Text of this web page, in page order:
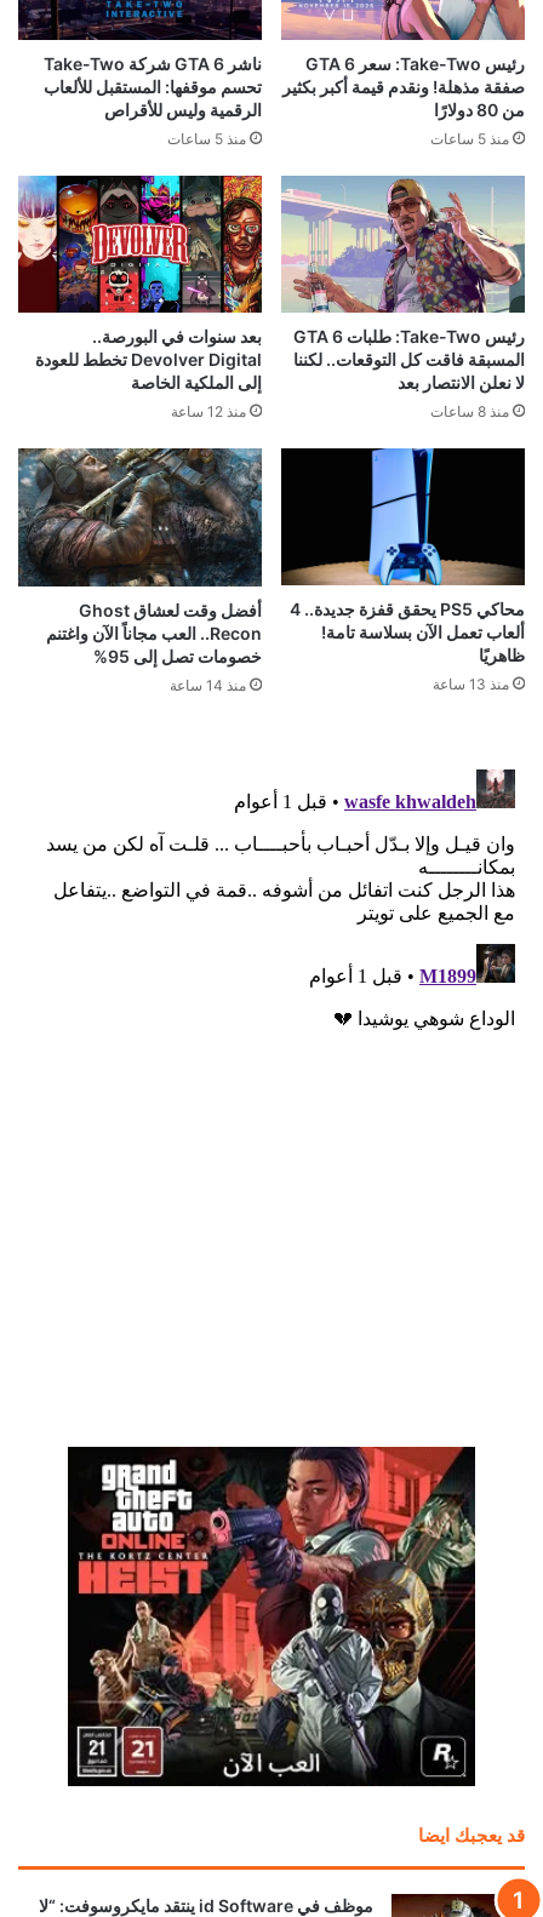
رئيس Take-Two: سعر GTA 6
صفقة مذهلة! ونقدم قيمة أكبر بكثير
من 80 دولارًا
منذ 5 ساعات
ناشر GTA 6 شركة Take-Two
تحسم موقفها: المستقبل للألعاب
الرقمية وليس للأقراص
منذ 5 ساعات
رئيس Take-Two: طلبات GTA 6
المسبقة فاقت كل التوقعات.. لكننا
لا نعلن الانتصار بعد
منذ 8 ساعات
بعد سنوات في البورصة..
Devolver Digital تخطط للعودة
إلى الملكية الخاصة
منذ 12 ساعة
محاكي PS5 يحقق قفزة جديدة.. 4
ألعاب تعمل الآن بسلاسة تامة!
ظاهريًا
منذ 13 ساعة
أفضل وقت لعشاق Ghost
Recon.. العب مجاناً الآن واغتنم
خصومات تصل إلى 95%
منذ 14 ساعة
قد يعجبك ايضا
موظف في id Software ينتقد مايكروسوفت: “لا